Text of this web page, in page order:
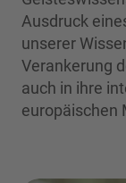
Ausdruck
unserer
Verankerung
auch in ihre
europäischen